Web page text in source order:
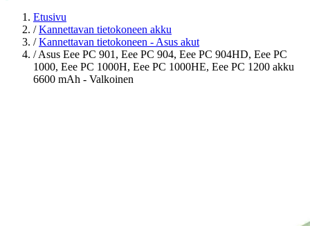
Etusivu
/ Kannettavan tietokoneen akku
/ Kannettavan tietokoneen - Asus akut
/ Asus Eee PC 901, Eee PC 904, Eee PC 904HD, Eee PC
1000, Eee PC 1000H, Eee PC 1000HE, Eee PC 1200 akku
6600 mAh - Valkoinen